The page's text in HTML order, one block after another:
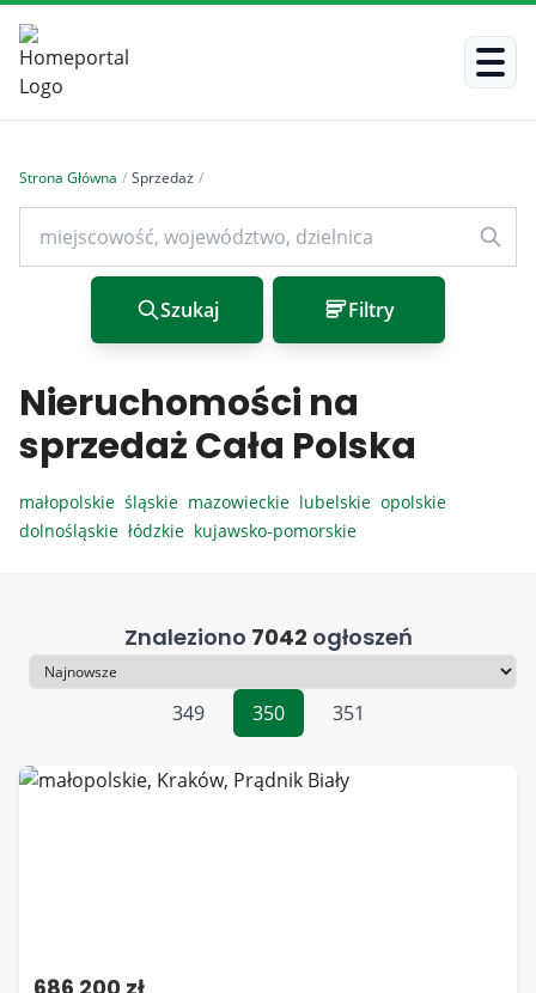
Strona Główna / Sprzedaż /
Szukaj Filtry
Nieruchomości na
sprzedaż Cała Polska
małopolskie śląskie mazowieckie lubelskie opolskie
dolnośląskie łódzkie kujawsko-pomorskie
Znaleziono 7042 ogłoszeń
Sortowanie
349
350 351